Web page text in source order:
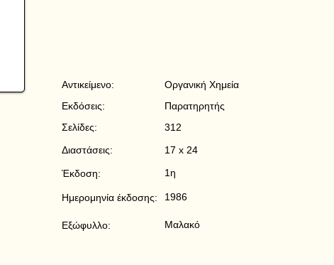
Αντικείμενο:
Εκδόσεις:
Σελίδες:
Διαστάσεις:
Έκδοση:
Ημερομηνία έκδοσης:
Εξώφυλλο:
Οργανική Χημεία
Παρατηρητής
312
17 x 24
1η
1986
Μαλακό